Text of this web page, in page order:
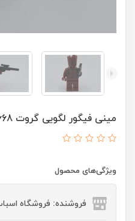
مینی فیگور لگویی گروت 668
ویژگی‌های محصول
فروشنده: فروشگاه